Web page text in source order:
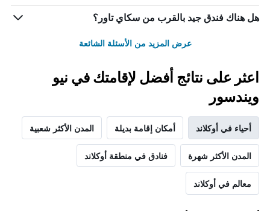
هل هناك فندق جيد بالقرب من سكاي تاور؟
عرض المزيد من الأسئلة الشائعة
اعثر على نتائج أفضل لإقامتك في نيو
ويندسور
أحياء في أوكلاند أمكان إقامة بديلة المدن الأكثر شعبية
المدن الأكثر شهرة فنادق في منطقة أوكلاند
معالم في أوكلاند